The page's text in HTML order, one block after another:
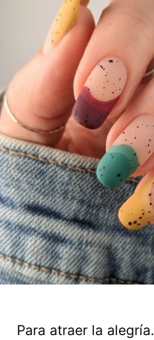
Para atraer la alegría.